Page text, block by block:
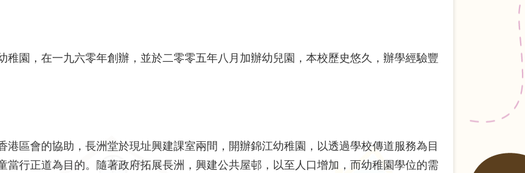
稚園，在一九六零年創辦，並於二零零五年八月加辦幼兒園，本校歷史悠久，辦學經驗豐
港區會的協助，長洲堂於現址興建課室兩間，開辦錦江幼稚園，以透過學校傳道服務為目
當行正道為目的。隨著政府拓展長洲，興建公共屋邨，以至人口增加，而幼稚園學位的需